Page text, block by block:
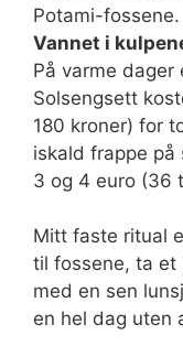
Potami-
Vannet i
På varme
Solsengsett
180 kroner) for
iskald frappe på
3 og 4 euro (36
Mitt faste ritual
til fossene, ta et
med en sen
en hel dag uten